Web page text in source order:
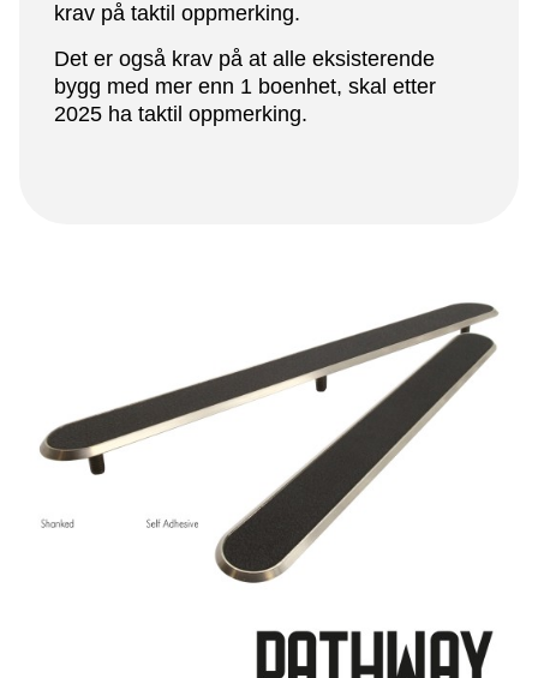
krav på taktil oppmerking.
Det er også krav på at alle eksisterende
bygg med mer enn 1 boenhet, skal etter
2025 ha taktil oppmerking.